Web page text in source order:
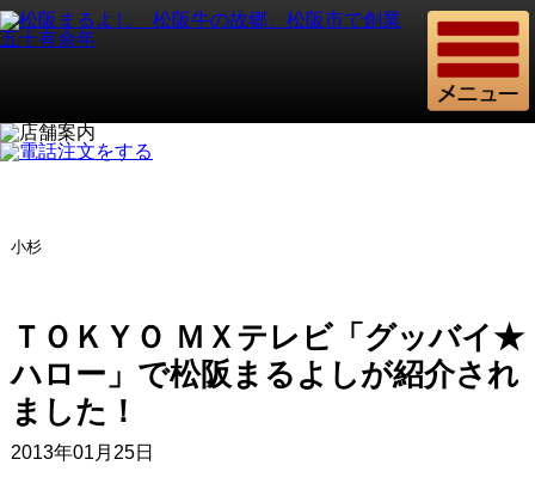
小杉
ＴＯＫＹＯ ＭＸテレビ「グッバイ★
ハロー」で松阪まるよしが紹介され
ました！
2013年01月25日